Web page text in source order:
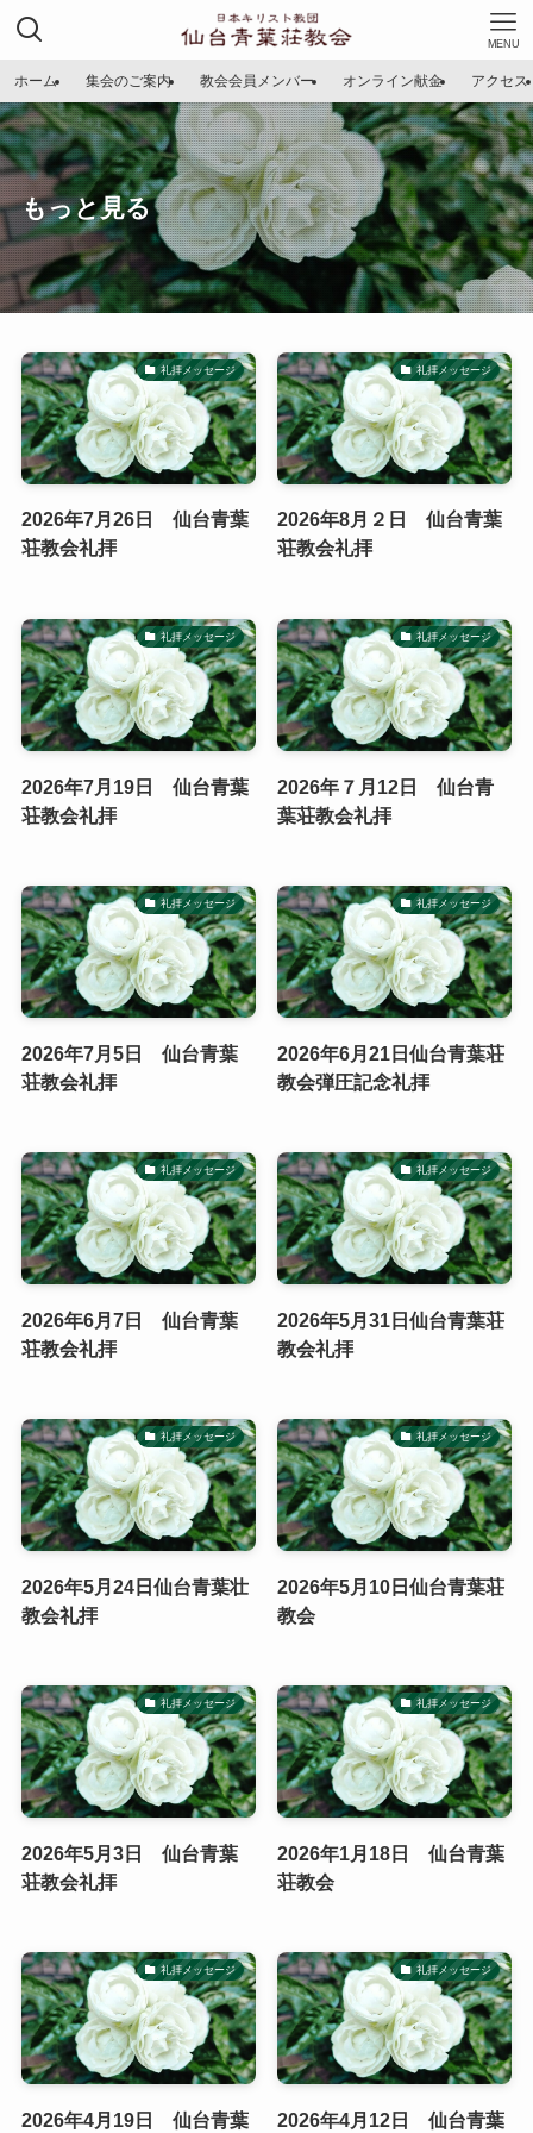
MENU
ホーム 集会のご案内 教会会員メンバー オンライン献金 アクセス
もっと見る
礼拝メッセージ
2026年7月26日 仙台青葉
荘教会礼拝
礼拝メッセージ
2026年8月２日 仙台青葉
荘教会礼拝
礼拝メッセージ
2026年7月19日 仙台青葉
荘教会礼拝
礼拝メッセージ
2026年７月12日 仙台青
葉荘教会礼拝
礼拝メッセージ
2026年7月5日 仙台青葉
荘教会礼拝
礼拝メッセージ
2026年6月21日仙台青葉荘
教会弾圧記念礼拝
礼拝メッセージ
2026年6月7日 仙台青葉
荘教会礼拝
礼拝メッセージ
2026年5月31日仙台青葉荘
教会礼拝
礼拝メッセージ
2026年5月24日仙台青葉壮
教会礼拝
礼拝メッセージ
2026年5月10日仙台青葉荘
教会
礼拝メッセージ
2026年5月3日 仙台青葉
荘教会礼拝
礼拝メッセージ
2026年1月18日 仙台青葉
荘教会
礼拝メッセージ
2026年4月19日 仙台青葉
礼拝メッセージ
2026年4月12日 仙台青葉